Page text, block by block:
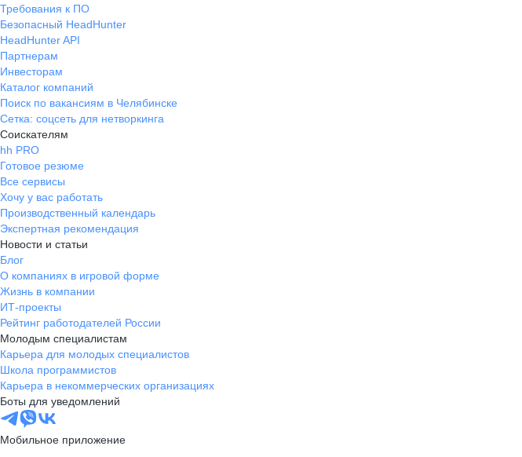
Требования к ПО
Безопасный HeadHunter
HeadHunter API
Партнерам
Инвесторам
Каталог компаний
Поиск по вакансиям в Челябинске
Сетка: соцсеть для нетворкинга
Соискателям
hh PRO
Готовое резюме
Все сервисы
Хочу у вас работать
Производственный календарь
Экспертная рекомендация
Новости и статьи
Блог
О компаниях в игровой форме
Жизнь в компании
ИТ-проекты
Рейтинг работодателей России
Молодым специалистам
Карьера для молодых специалистов
Школа программистов
Карьера в некоммерческих организациях
Боты для уведомлений
Мобильное приложение